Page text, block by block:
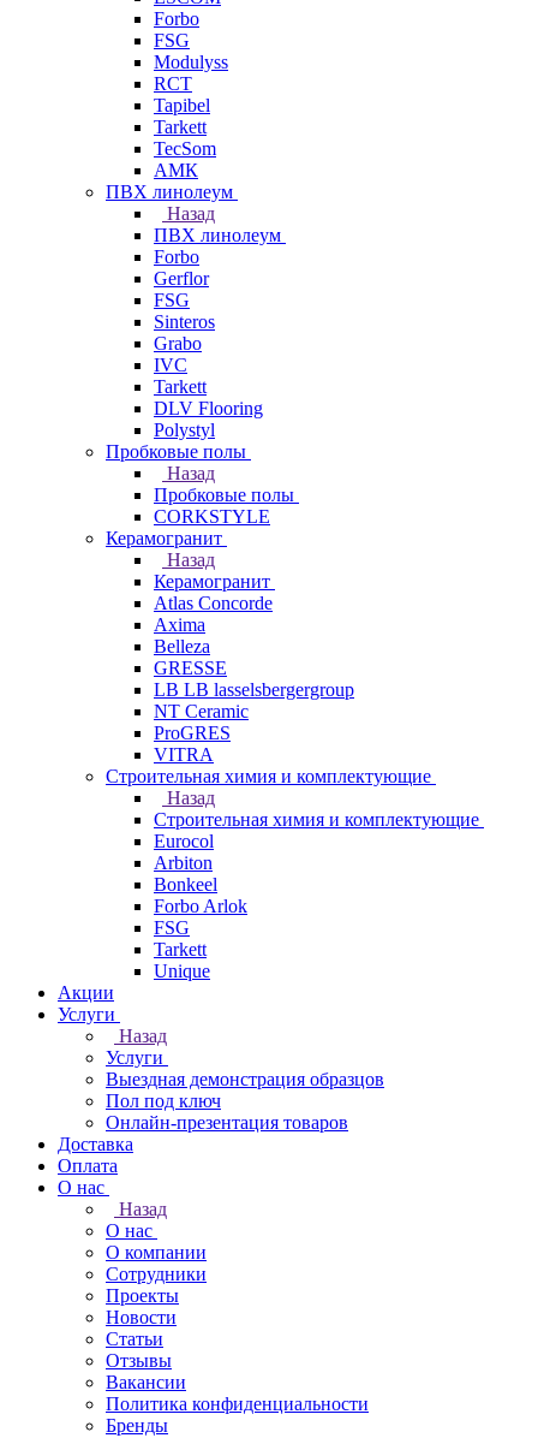
Forbo
FSG
Modulyss
RCT
Tapibel
Tarkett
TecSom
АМК
ПВХ линолеум
Назад
ПВХ линолеум
Forbo
Gerflor
FSG
Sinteros
Grabo
IVC
Tarkett
DLV Flooring
Polystyl
Пробковые полы
Назад
Пробковые полы
CORKSTYLE
Керамогранит
Назад
Керамогранит
Atlas Concorde
Axima
Belleza
GRESSE
LB LB lasselsbergergroup
NT Ceramic
ProGRES
VITRA
Строительная химия и комплектующие
Назад
Строительная химия и комплектующие
Eurocol
Arbiton
Bonkeel
Forbo Arlok
FSG
Tarkett
Unique
Акции
Услуги
Назад
Услуги
Выездная демонстрация образцов
Пол под ключ
Онлайн-презентация товаров
Доставка
Оплата
О нас
Назад
О нас
О компании
Сотрудники
Проекты
Новости
Статьи
Отзывы
Вакансии
Политика конфиденциальности
Бренды